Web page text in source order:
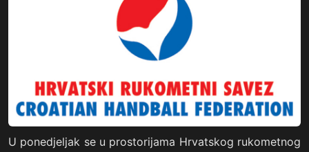
U ponedjeljak se u prostorijama Hrvatskog rukometnog